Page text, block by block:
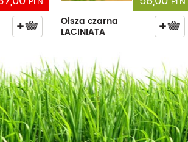
Olsza czarna
LACINIATA